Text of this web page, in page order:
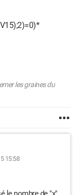
les graines du
15:58